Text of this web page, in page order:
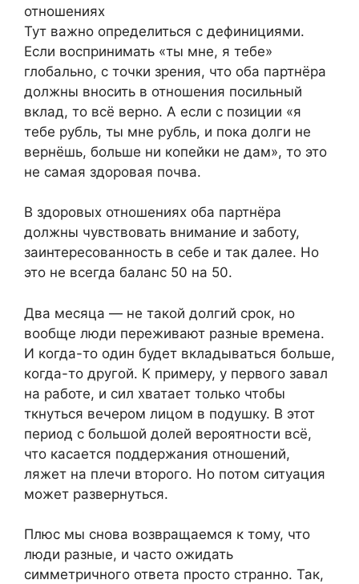
отношениях
Тут важно определиться с дефинициями.
Если воспринимать «ты мне, я тебе»
глобально, с точки зрения, что оба партнёра
должны вносить в отношения посильный
вклад, то всё верно. А если с позиции «я
тебе рубль, ты мне рубль, и пока долги не
вернёшь, больше ни копейки не дам», то это
не самая здоровая почва.
В здоровых отношениях оба партнёра
должны чувствовать внимание и заботу,
заинтересованность в себе и так далее. Но
это не всегда баланс 50 на 50.
Два месяца — не такой долгий срок, но
вообще люди переживают разные времена.
И когда-то один будет вкладываться больше,
когда-то другой. К примеру, у первого завал
на работе, и сил хватает только чтобы
ткнуться вечером лицом в подушку. В этот
период с большой долей вероятности всё,
что касается поддержания отношений,
ляжет на плечи второго. Но потом ситуация
может развернуться.
Плюс мы снова возвращаемся к тому, что
люди разные, и часто ожидать
симметричного ответа просто странно. Так,